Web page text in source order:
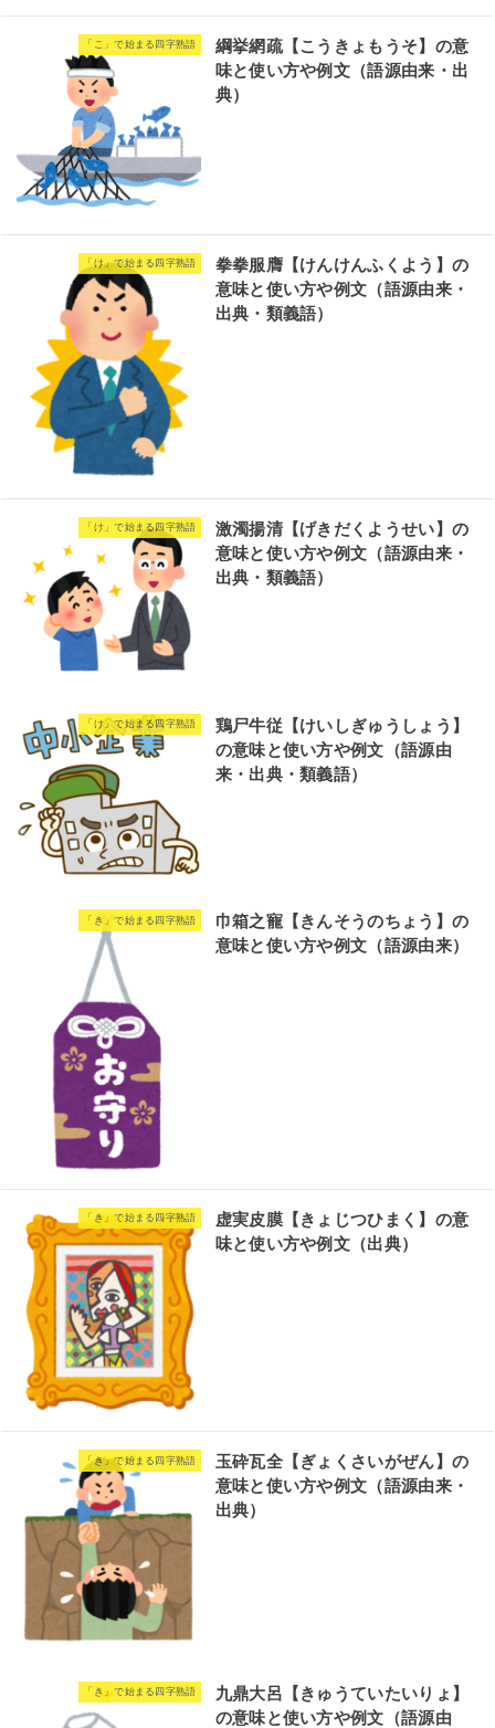
「こ」で始まる四字熟語
綱挙網疏【こうきょもうそ】の意
味と使い方や例文（語源由来・出
典）
「け」で始まる四字熟語
拳拳服膺【けんけんふくよう】の
意味と使い方や例文（語源由来・
出典・類義語）
「け」で始まる四字熟語
激濁揚清【げきだくようせい】の
意味と使い方や例文（語源由来・
出典・類義語）
「け」で始まる四字熟語
鶏尸牛従【けいしぎゅうしょう】
の意味と使い方や例文（語源由
来・出典・類義語）
「き」で始まる四字熟語
巾箱之寵【きんそうのちょう】の
意味と使い方や例文（語源由来）
「き」で始まる四字熟語
虚実皮膜【きょじつひまく】の意
味と使い方や例文（出典）
「き」で始まる四字熟語
玉砕瓦全【ぎょくさいがぜん】の
意味と使い方や例文（語源由来・
出典）
「き」で始まる四字熟語
九鼎大呂【きゅうていたいりょ】
の意味と使い方や例文（語源由